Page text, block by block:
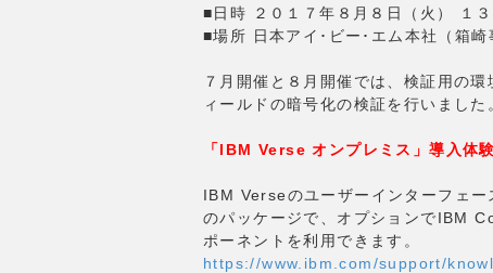
■日時 ２０１７年８月８日（火） １
■場所 日本アイ･ビー･エム本社（箱崎
７月開催と８月開催では、検証用の
ィールドの暗号化の検証を行いました
「IBM Verse オンプレミス」導入体験
IBM Verseのユーザーインターフェ
のパッケージで、オプションでIBM
ポーネントを利用できます。
https://www.ibm.com/support/